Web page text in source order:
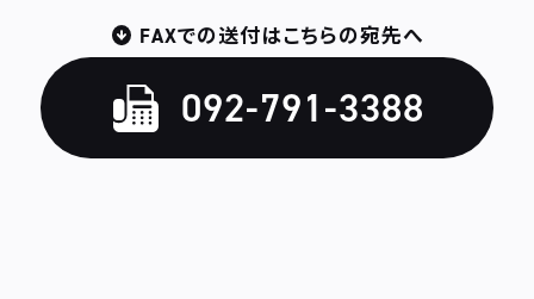
FAXでの送付はこちらの宛先へ
092-791-3388